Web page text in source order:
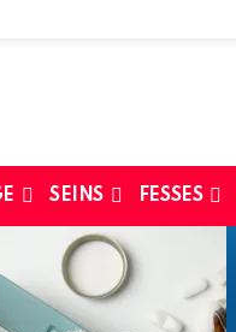
SEINS FESSES